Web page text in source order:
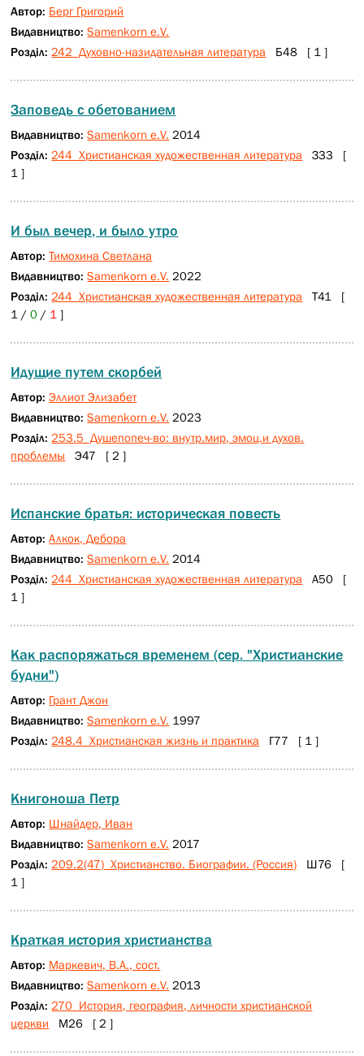
Автор: Берг Григорий
Видавництво:Samenkorn e.V.
Розділ: 242 Духовно-назидательная литература Б48 [ 1 ]
Заповедь с обетованием
Видавництво:Samenkorn e.V. 2014
Розділ: 244 Христианская художественная литература З33 [
1 ]
И был вечер, и было утро
Автор:Тимохина Светлана
Видавництво:Samenkorn e.V. 2022
Розділ: 244 Христианская художественная литература Т41 [
1 /0 / 1]
Идущие путем скорбей
Автор:Эллиот Элизабет
Видавництво:Samenkorn e.V. 2023
Розділ: 253.5 Душепопеч-во: внутр.мир, эмоц.и духов.
проблемы Э47 [ 2 ]
Испанские братья: историческая повесть
Автор:Алкок, Дебора
Видавництво:Samenkorn e.V. 2014
Розділ: 244 Христианская художественная литература А50 [
1 ]
Как распоряжаться временем (сер. "Христианские
будни")
Автор: Грант Джон
Видавництво:Samenkorn e.V. 1997
Розділ: 248.4 Христианская жизнь и практика Г77 [ 1 ]
Книгоноша Петр
Автор: Шнайдер, Иван
Видавництво:Samenkorn e.V. 2017
Розділ: 209.2(47) Христианство. Биографии. (Россия) Ш76 [
1 ]
Краткая история христианства
Автор: Маркевич, В.А., сост.
Видавництво:Samenkorn e.V. 2013
Розділ: 270 История, география, личности христианской
церкви М26 [ 2 ]